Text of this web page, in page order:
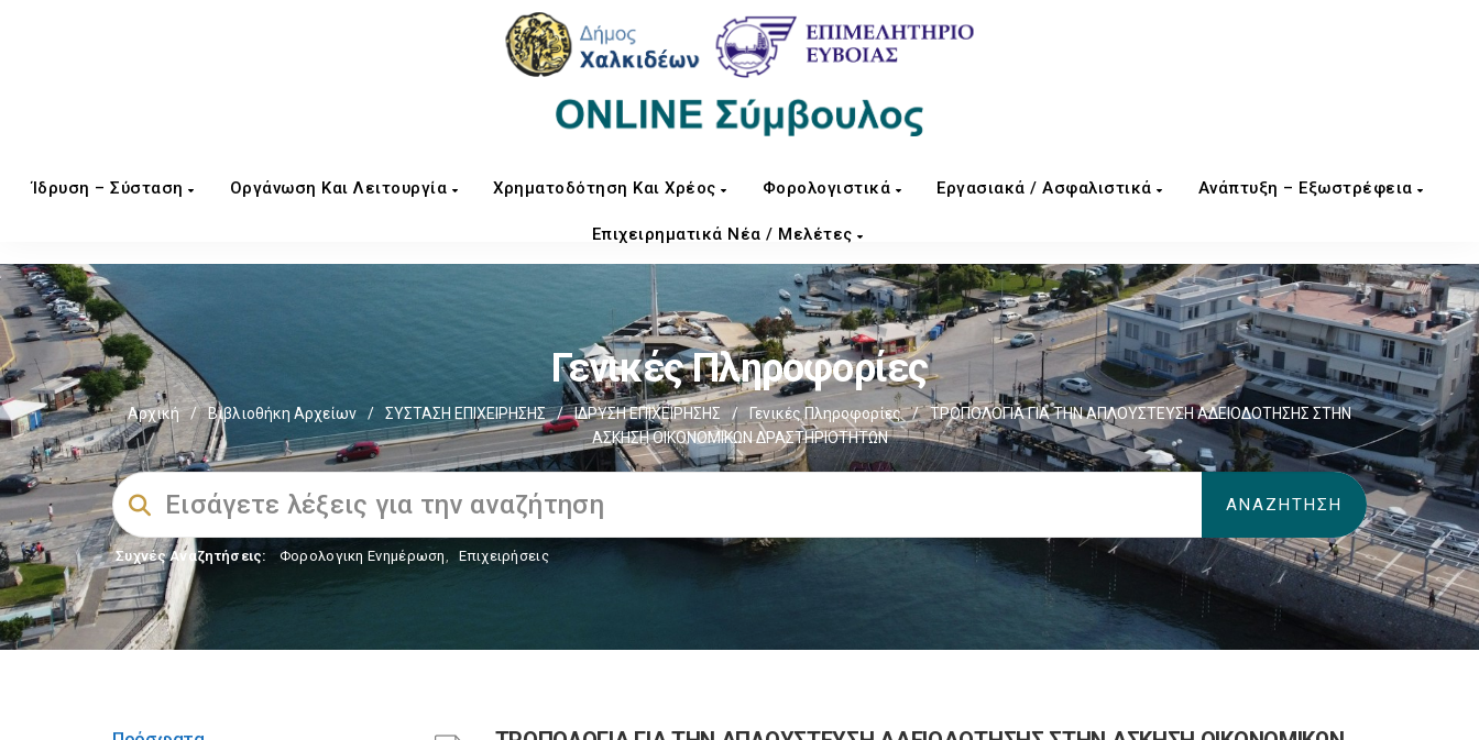
Ίδρυση – Σύσταση Οργάνωση Και Λειτουργία Χρηματοδότηση Και Χρέος Φορολογιστικά Εργασιακά / Ασφαλιστικά Ανάπτυξη – Εξωστρέφεια
Επιχειρηματικά Νέα / Μελέτες
Γενικές Πληροφορίες
Αρχική / Βιβλιοθήκη Αρχείων / ΣΥΣΤΑΣΗ ΕΠΙΧΕΙΡΗΣΗΣ / ΙΔΡΥΣΗ ΕΠΙΧΕΙΡΗΣΗΣ / Γενικές Πληροφορίες /
ΤΡΟΠΟΛΟΓΙΑ ΓΙΑ ΤΗΝ ΑΠΛΟΥΣΤΕΥΣΗ ΑΔΕΙΟΔΟΤΗΣΗΣ ΣΤΗΝ
ΑΣΚΗΣΗ ΟΙΚΟΝΟΜΙΚΩΝ ΔΡΑΣΤΗΡΙΟΤΗΤΩΝ
Συχνές Αναζητήσεις: Φορολογικη Ενημέρωση, Επιχειρήσεις